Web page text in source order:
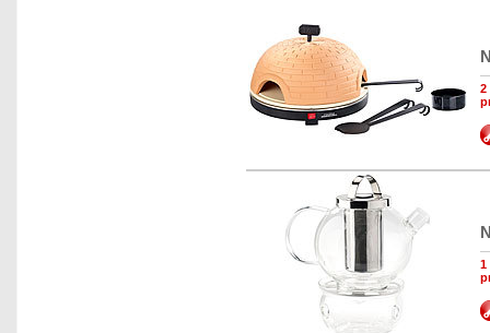
2
1